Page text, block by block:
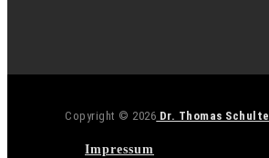
Copyright © 2026 Dr. Thomas Schulte
Impressum